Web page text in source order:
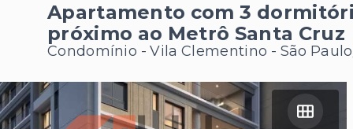
Apartamento com 3
próximo ao Metrô Santa Cruz
Condomínio -Vila Clementino - São